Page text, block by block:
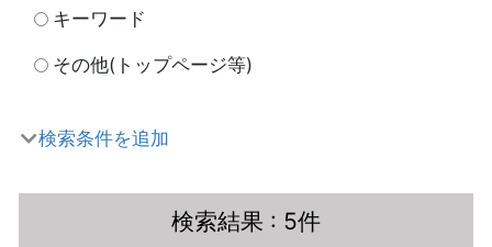
キーワード
その他(トップページ等)
検索条件を追加
検索結果 : 5件